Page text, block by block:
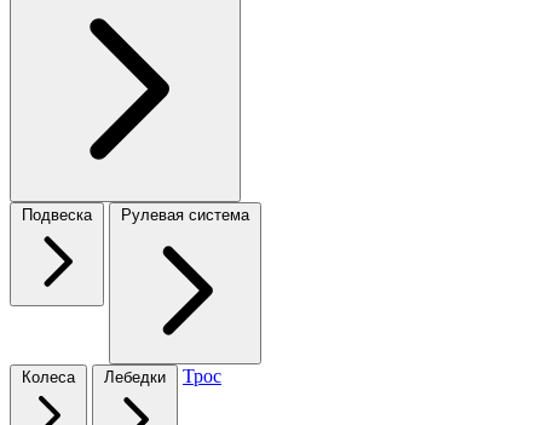
Подвеска Рулевая система
Колеса Лебедки Трос